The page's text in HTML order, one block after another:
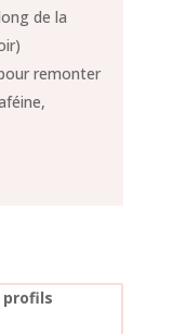
de la
remonter
profils